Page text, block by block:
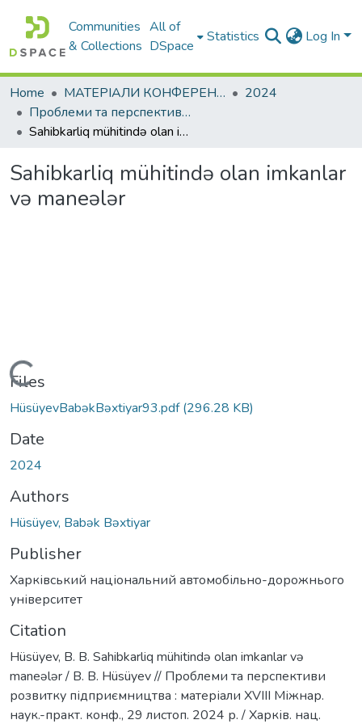
Communities
& Collections
All of
DSpace
Statistics Log In
Home МАТЕРІАЛИ КОНФЕРЕНЦІЙ
2024
Проблеми та перспективи розвитку підприємництва
Sahibkarliq mühitində olan imkanlar və maneələr
Sahibkarliq mühitində olan imkanlar
və maneələr
Loading...
Files
HüsüyevBabəkBəxtiyar93.pdf(296.28 KB)
Date
2024
Authors
Hüsüyev, Babək Bəxtiyar
Publisher
Харківський національний автомобільно-дорожнього
університет
Citation
Hüsüyev, B. B. Sahibkarliq mühitində olan imkanlar və
maneələr / B. B. Hüsüyev // Проблеми та перспективи
розвитку підприємництва : матеріали ХVІІI Міжнар.
наук.-практ. конф., 29 листоп. 2024 р. / Харків. нац.